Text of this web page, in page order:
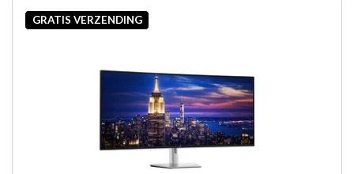
GRATIS VERZENDING